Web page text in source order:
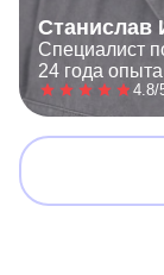
Станислав
Специалист
24 года опыта
4.8/